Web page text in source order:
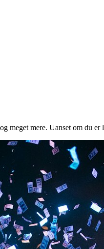
meget mere. Uanset om du